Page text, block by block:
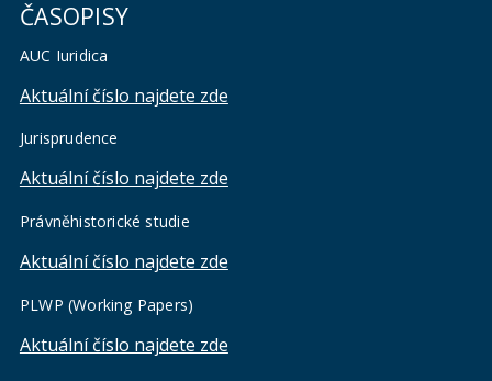
ČASOPISY
AUC Iuridica
Aktuální číslo najdete zde
Jurisprudence
Aktuální číslo najdete zde
Právněhistorické studie
Aktuální číslo najdete zde
PLWP (Working Papers)
Aktuální číslo najdete zde